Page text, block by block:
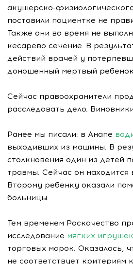
акушерско-
поставили пациентке не
Также они во время не
кесарево сечение. В
действий врачей у
доношенный мертвый
Сейчас правоохранители
расследовать дело.
Ранее мы писали: в Анапе
выходивших из машины. В
столкновения один из детей
травмы. Сейчас он находится
Второму ребенку оказали
больницы.
Тем временем Роскачество
исследование мягких
торговых марок. Оказалось,
не соответствует критериям